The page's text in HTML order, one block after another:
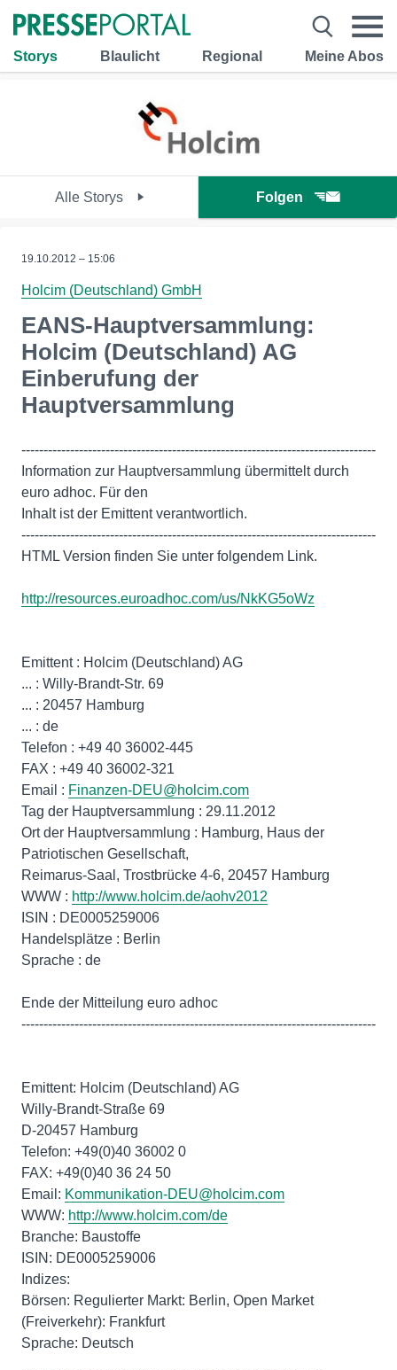
Storys Blaulicht Regional Meine Abos
Alle Storys Folgen
19.10.2012 – 15:06
Holcim (Deutschland) GmbH
EANS-Hauptversammlung:
Holcim (Deutschland) AG
Einberufung der
Hauptversammlung
--------------------------------------------------------------------------------
Information zur Hauptversammlung übermittelt durch
euro adhoc. Für den
Inhalt ist der Emittent verantwortlich.
--------------------------------------------------------------------------------
HTML Version finden Sie unter folgendem Link.
http://resources.euroadhoc.com/us/NkKG5oWz
Emittent : Holcim (Deutschland) AG
... : Willy-Brandt-Str. 69
... : 20457 Hamburg
... : de
Telefon : +49 40 36002-445
FAX : +49 40 36002-321
Email : Finanzen-DEU@holcim.com
Tag der Hauptversammlung : 29.11.2012
Ort der Hauptversammlung : Hamburg, Haus der
Patriotischen Gesellschaft,
Reimarus-Saal, Trostbrücke 4-6, 20457 Hamburg
WWW : http://www.holcim.de/aohv2012
ISIN : DE0005259006
Handelsplätze : Berlin
Sprache : de
Ende der Mitteilung euro adhoc
--------------------------------------------------------------------------------
Emittent: Holcim (Deutschland) AG
Willy-Brandt-Straße 69
D-20457 Hamburg
Telefon: +49(0)40 36002 0
FAX: +49(0)40 36 24 50
Email: Kommunikation-DEU@holcim.com
WWW: http://www.holcim.com/de
Branche: Baustoffe
ISIN: DE0005259006
Indizes:
Börsen: Regulierter Markt: Berlin, Open Market
(Freiverkehr): Frankfurt